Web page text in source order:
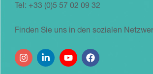
Tel: +33 (0)5 57 02 09 32
Finden Sie uns in den sozialen